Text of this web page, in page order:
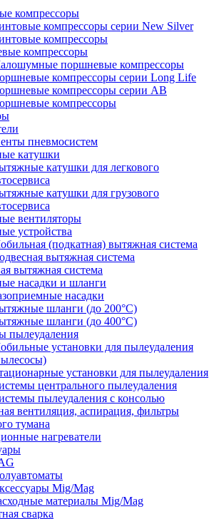
компрессоры
компрессоры серии New Silver
компрессоры
компрессоры
поршневые компрессоры
компрессоры серии Long Life
компрессоры серии AB
компрессоры
пневмосистем
катушки
катушки для легкового
катушки для грузового
вентиляторы
устройства
(подкатная) вытяжная система
вытяжная система
вытяжная система
насадки и шланги
насадки
шланги (до 200°C)
шланги (до 400°C)
пылеудаления
установки для пылеудаления
установки для пылеудаления
центрального пылеудаления
пылеудаления с консолью
вентиляция, аспирация, фильтры
тумана
нагреватели
Mig/Mag
материалы Mig/Mag
сварка